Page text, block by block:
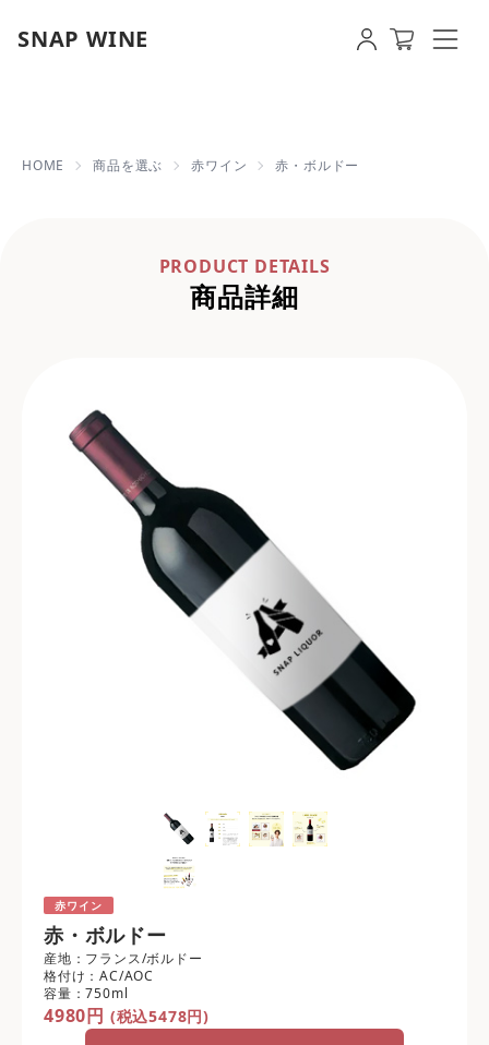
SNAP WINE 赤・ボルドー | 【即日発送OK】写真・
HOME 商品を選ぶ 赤ワイン 赤・ボルドー
PRODUCT DETAILS
商品詳細
赤ワイン
赤・ボルドー
産地：フランス/ボルドー
格付け：AC/AOC
容量：750ml
4980円 (税込5478円)